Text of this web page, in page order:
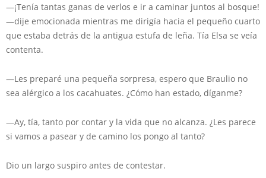
—¡Tenía tantas ganas de verlos e ir a caminar juntos al bosque!
—dije emocionada mientras me dirigía hacia el pequeño cuarto
que estaba detrás de la antigua estufa de leña. Tía Elsa se veía
contenta.
—Les preparé una pequeña sorpresa, espero que Braulio no
sea alérgico a los cacahuates. ¿Cómo han estado, díganme?
—Ay, tía, tanto por contar y la vida que no alcanza. ¿Les parece
si vamos a pasear y de camino los pongo al tanto?
Dio un largo suspiro antes de contestar.